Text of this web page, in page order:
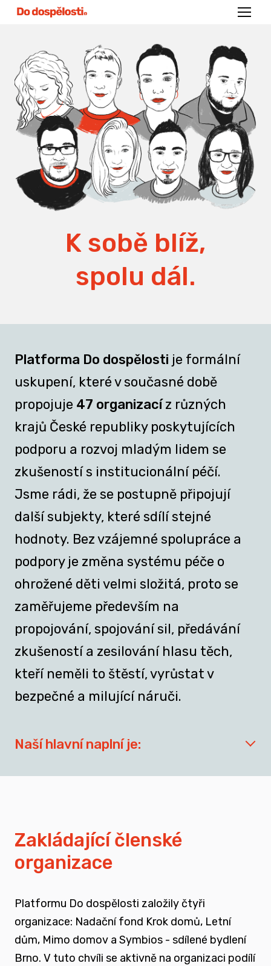
Menu
K sobě blíž,
spolu dál.
Platforma Do dospělosti je formální
uskupení, které v současné době
propojuje 47 organizacíz různých
krajů České republiky poskytujících
podporu a rozvoj mladým lidem se
zkušeností s institucionální péčí.
Jsme rádi, že se postupně připojují
další subjekty, které sdílí stejné
hodnoty. Bez vzájemné spolupráce a
podpory je změna systému péče o
ohrožené děti velmi složitá, proto se
zaměřujeme především na
propojování, spojování sil, předávání
zkušeností a zesilování hlasu těch,
kteří neměli to štěstí, vyrůstat v
bezpečné a milující náruči.
Naší hlavní naplní je:
spojovat sílu hlasu nevládního sektoru v
zapojovat se do advokační činnosti, která
souvisí i se změnou legislativy a systému
jako takového
Zakládající členské
organizace
Platformu Do dospělosti založily čtyři
organizace: Nadační fond Krok domů, Letní
dům, Mimo domov a Symbios - sdílené bydlení
Brno. V tuto chvíli se aktivně na organizaci podílí